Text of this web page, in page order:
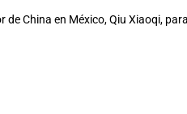
China en México, Qiu Xiaoqi,